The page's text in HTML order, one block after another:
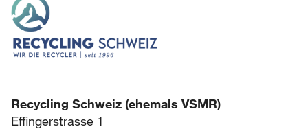
Recycling Schweiz (ehemals VSMR)
Effingerstrasse 1